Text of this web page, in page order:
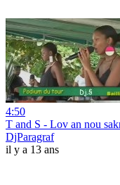
4:50
T and S - Lov an nou
DjParagraf
il y a 13 ans